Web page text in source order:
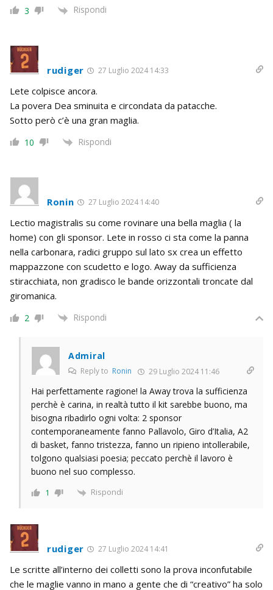
3 Rispondi
rudiger 27 Luglio 2024 14:33
Lete colpisce ancora.
La povera Dea sminuita e circondata da patacche.
Sotto però c’è una gran maglia.
10 Rispondi
Ronin 27 Luglio 2024 14:40
Lectio magistralis su come rovinare una bella maglia ( la
home) con gli sponsor. Lete in rosso ci sta come la panna
nella carbonara, radici gruppo sul lato sx crea un effetto
mappazzone con scudetto e logo. Away da sufficienza
stiracchiata, non gradisco le bande orizzontali troncate dal
giromanica.
2 Rispondi
Admiral
Reply to Ronin 29 Luglio 2024 11:46
Hai perfettamente ragione! la Away trova la sufficienza
perchè è carina, in realtà tutto il kit sarebbe buono, ma
bisogna ribadirlo ogni volta: 2 sponsor
contemporaneamente fanno Pallavolo, Giro d’Italia, A2
di basket, fanno tristezza, fanno un ripieno intollerabile,
tolgono qualsiasi poesia; peccato perchè il lavoro è
buono nel suo complesso.
1 Rispondi
rudiger 27 Luglio 2024 14:41
Le scritte all’interno dei colletti sono la prova inconfutabile
che le maglie vanno in mano a gente che di “creativo” ha solo